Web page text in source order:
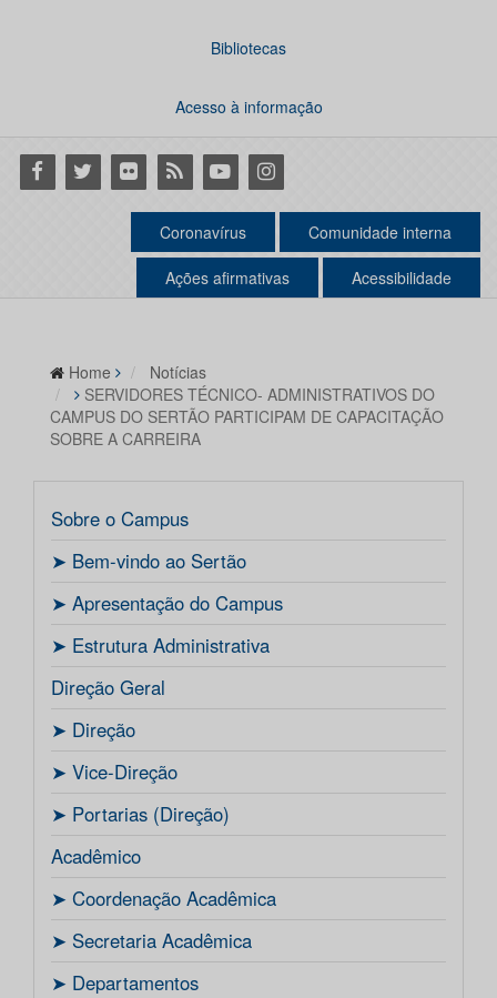
Bibliotecas
Acesso à informação
Facebook
Twitter Flickr RSS YoutubeInstagram
Coronavírus Comunidade interna
Ações afirmativas Acessibilidade
Home
Notícias
SERVIDORES TÉCNICO- ADMINISTRATIVOS DO
CAMPUS DO SERTÃO PARTICIPAM DE CAPACITAÇÃO
SOBRE A CARREIRA
Sobre o Campus
ㅤ➤ Bem-vindo ao Sertão
ㅤ➤ Apresentação do Campus
ㅤ➤ Estrutura Administrativa
Direção Geral
ㅤ➤ Direção
ㅤ➤ Vice-Direção
ㅤ➤ Portarias (Direção)
Acadêmico
ㅤ➤ Coordenação Acadêmica
ㅤㅤ➤ Secretaria Acadêmica
ㅤ➤ Departamentos